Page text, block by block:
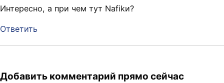
Интересно, а при чем тут Nafikи?
Ответить
Добавить комментарий прямо сейчас